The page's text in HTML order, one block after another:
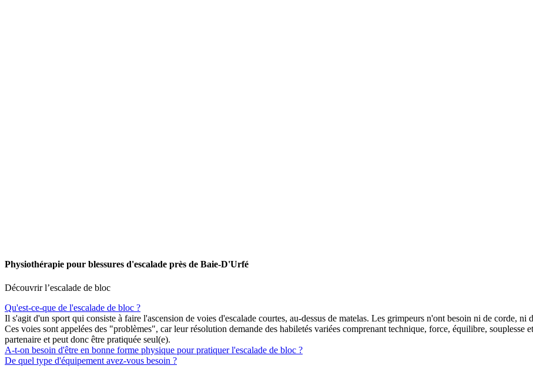
Physiothérapie pour blessures d'escalade près de Baie-D'Urfé
Découvrir l’escalade de bloc
Qu'est-ce-que de l'escalade de bloc ?
Il s'agit d'un sport qui consiste à faire l'ascension de voies d'escalade courtes, au-dessus de matelas. Les grimpeurs n'ont besoin ni de corde, ni
Ces voies sont appelées des "problèmes", car leur résolution demande des habiletés variées comprenant technique, force, équilibre, souplesse
partenaire et peut donc être pratiquée seul(e).
A-t-on besoin d'être en bonne forme physique pour pratiquer l'escalade de bloc ?
De quel type d'équipement avez-vous besoin ?